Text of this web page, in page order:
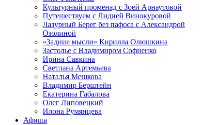
Культурный променад с Зоей Арнаутовой
Путешествуем с Лидией Винокуровой
Лазурный Берег без пафоса с Александрой
Озолиной
«Задние мысли» Кирилла Олюшкина
Застолье с Владимиром Софиенко
Ирина Савкина
Светлана Артемьева
Наталья Мешкова
Владимир Берштейн
Екатерина Габалова
Олег Липовецкий
Илона Румянцева
Афиша